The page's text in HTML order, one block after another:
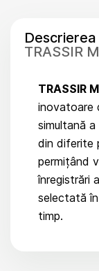
TRASSIR
TRASSIR
inovatoare
simultană
din diferite
permițând
înregistrări
selectată
timp.